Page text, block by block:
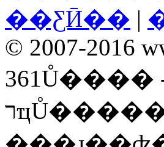
��ƸӢ�� |
© 2007-2016
361Ů����
רҵŮ��������ݡ����ʡ�ʱ���ۺ��Ż�